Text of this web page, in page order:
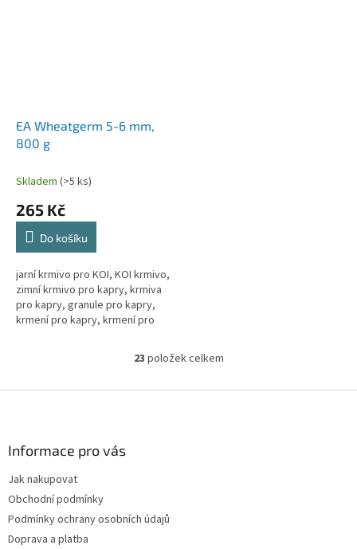
EA Wheatgerm 5-6 mm,
800 g
Skladem (>5 ks)
265 Kč
Do košíku
jarní krmivo pro KOI, KOI krmivo,
zimní krmivo pro kapry, krmiva
pro kapry, granule pro kapry,
krmení pro kapry, krmení pro
O
l
23 položek celkem
Informace pro vás
Jak nakupovat
Obchodní podmínky
Podmínky ochrany osobních údajů
Doprava a platba